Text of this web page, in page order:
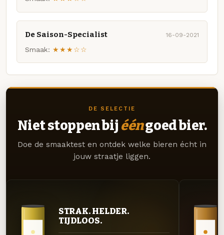
De Saison-Specialist 16-09-2021
Smaak: ★★★☆☆
DE SELECTIE
Niet stoppen bij ééngoed bier.
Doe de smaaktest en ontdek welke bieren écht in
jouw straatje liggen.
STRAK. HELDER.
TIJDLOOS.